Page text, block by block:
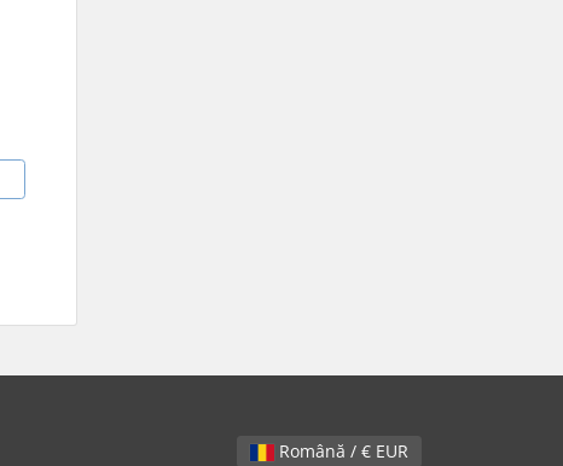
Română / € EUR